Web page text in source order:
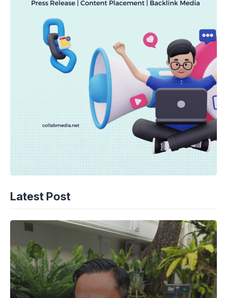
Latest Post